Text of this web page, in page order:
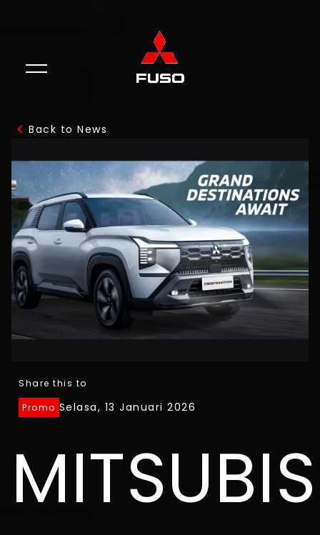
Back to News
Share this to
Promo Selasa, 13 Januari 2026